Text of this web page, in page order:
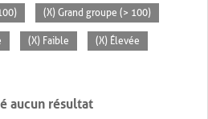
(X) Grand groupe (> 100)
(X) Faible (X) Élevée
aucun résultat